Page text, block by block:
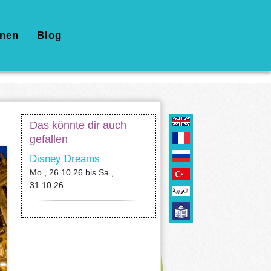
Blog
Das könnte dir auch
gefallen
Disney Dreams
Mo., 26.10.26 bis Sa.,
31.10.26